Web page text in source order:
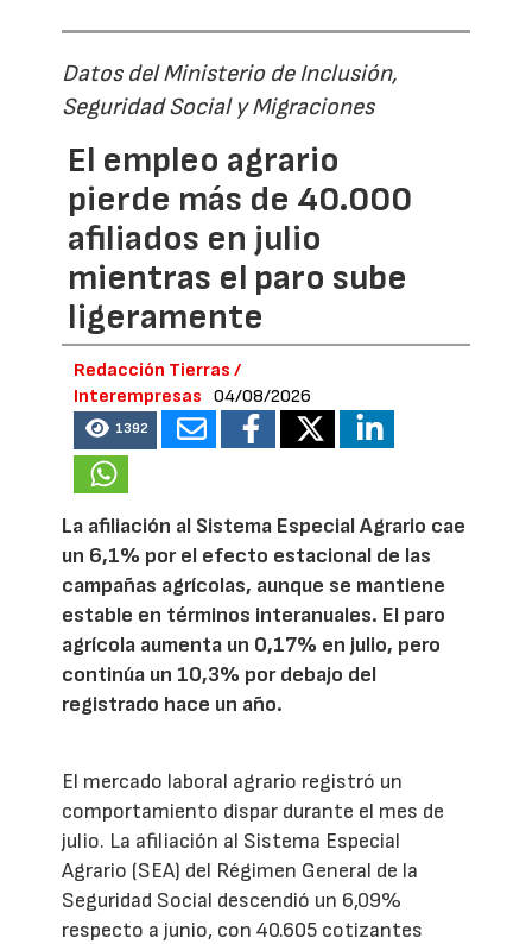
Datos del Ministerio de Inclusión,
Seguridad Social y Migraciones
El empleo agrario
pierde más de 40.000
afiliados en julio
mientras el paro sube
ligeramente
Redacción Tierras /
Interempresas
04/08/2026
1392
La afiliación al Sistema Especial Agrario cae
un 6,1% por el efecto estacional de las
campañas agrícolas, aunque se mantiene
estable en términos interanuales. El paro
agrícola aumenta un 0,17% en julio, pero
continúa un 10,3% por debajo del
registrado hace un año.
El mercado laboral agrario registró un
comportamiento dispar durante el mes de
julio. La afiliación al Sistema Especial
Agrario (SEA) del Régimen General de la
Seguridad Social descendió un 6,09%
respecto a junio, con 40.605 cotizantes